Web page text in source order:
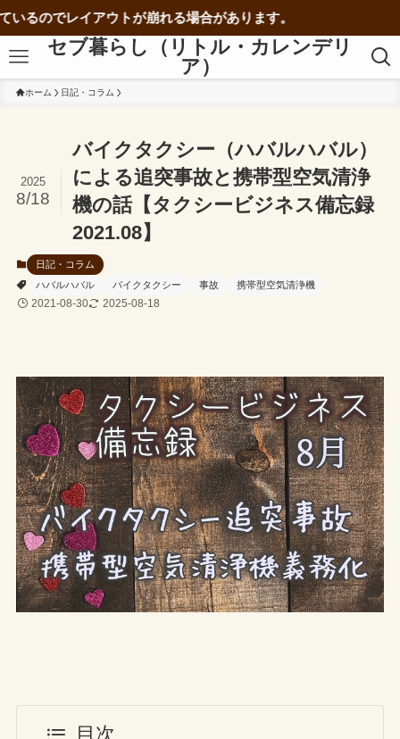
イアウトが崩れる場合があります。
セブ暮らし（リトル・カレンデリ
ア）
ホーム 日記・コラム
バイクタクシー（ハバルハバル）
による追突事故と携帯型空気清浄
機の話【タクシービジネス備忘録
2021.08】
2025
8/18
日記・コラム
ハバルハバル
バイクタクシー 事故 携帯型空気清浄機
2021-08-30 2025-08-18